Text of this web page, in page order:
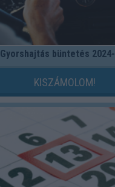
Gyorshajtás büntetés
KISZÁMOLOM!